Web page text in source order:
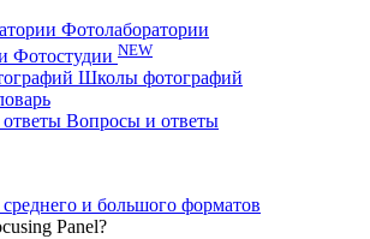
Фотолаборатории
Фотостудии NEW
Школы фотографий
Вопросы и ответы
и большого форматов
Panel?